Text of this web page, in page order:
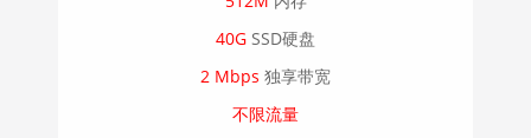
40G SSD硬盘
2 Mbps 独享带宽
不限流量